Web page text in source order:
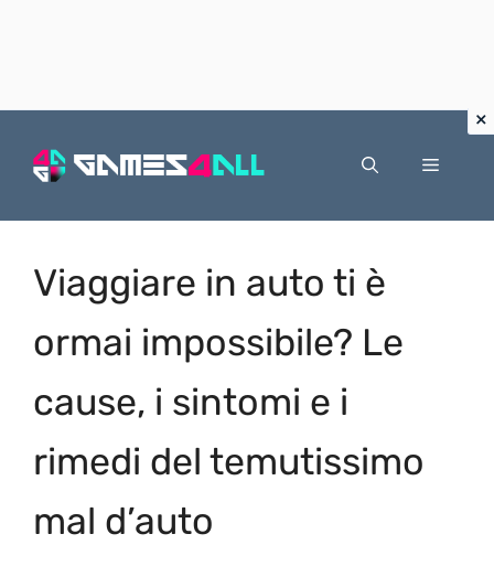
Menu
Viaggiare in auto ti è
ormai impossibile? Le
cause, i sintomi e i
rimedi del temutissimo
mal d’auto